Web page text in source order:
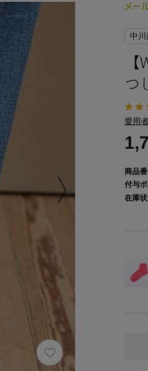
中川
つ
愛用
商品
付与
在庫